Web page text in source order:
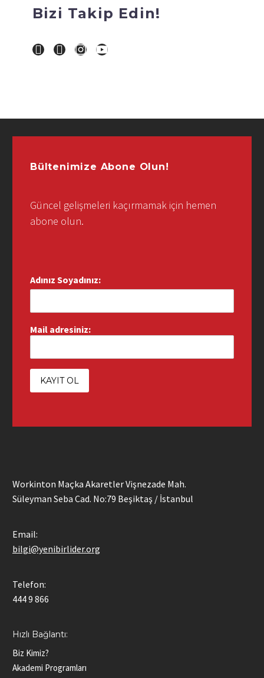
Bizi Takip Edin!
Workinton Maçka Akaretler Vişnezade Mah.
Süleyman Seba Cad. No:79 Beşiktaş / İstanbul
Email:
bilgi@yenibirlider.org
Telefon:
444 9 866
Hızlı Bağlantı:
Biz Kimiz?
Akademi Programları
Bültenimize Abone Olun!
Güncel gelişmeleri kaçırmamak için hemen
abone olun.
Adınız Soyadınız:
Mail adresiniz: